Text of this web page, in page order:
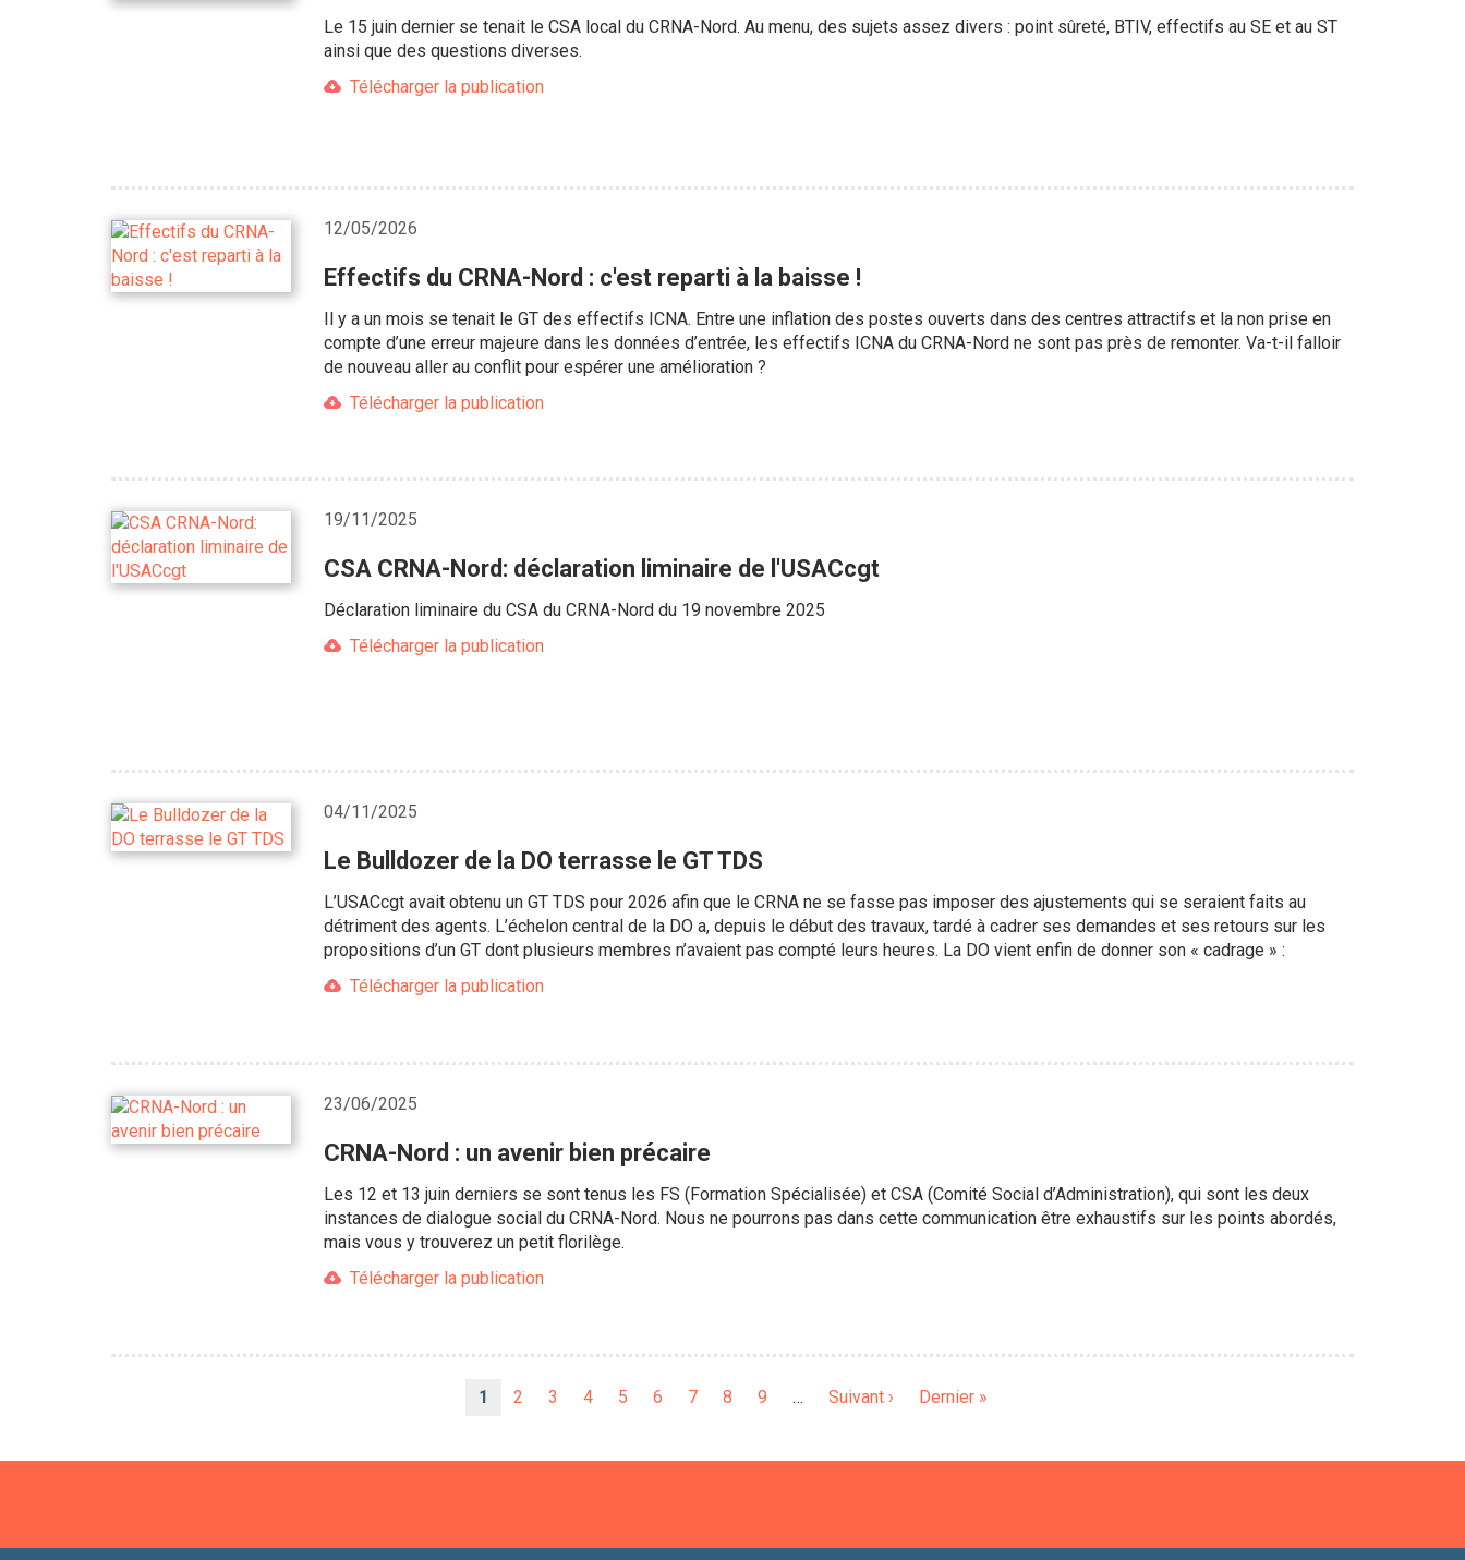
Le 15 juin dernier se tenait le CSA local du CRNA-Nord. Au menu, des sujets assez divers : point sûreté, BTIV, effectifs au SE et au ST
ainsi que des questions diverses.
Télécharger la publication
12/05/2026
Effectifs du CRNA-Nord : c'est reparti à la baisse !
Il y a un mois se tenait le GT des effectifs ICNA. Entre une inflation des postes ouverts dans des centres attractifs et la non prise en
compte d’une erreur majeure dans les données d’entrée, les effectifs ICNA du CRNA-Nord ne sont pas près de remonter. Va-t-il falloir
de nouveau aller au conflit pour espérer une amélioration ?
Télécharger la publication
19/11/2025
CSA CRNA-Nord: déclaration liminaire de l'USACcgt
Déclaration liminaire du CSA du CRNA-Nord du 19 novembre 2025
Télécharger la publication
04/11/2025
Le Bulldozer de la DO terrasse le GT TDS
L’USACcgt avait obtenu un GT TDS pour 2026 afin que le CRNA ne se fasse pas imposer des ajustements qui se seraient faits au
détriment des agents. L’échelon central de la DO a, depuis le début des travaux, tardé à cadrer ses demandes et ses retours sur les
propositions d’un GT dont plusieurs membres n’avaient pas compté leurs heures. La DO vient enfin de donner son « cadrage » :
Télécharger la publication
23/06/2025
CRNA-Nord : un avenir bien précaire
Les 12 et 13 juin derniers se sont tenus les FS (Formation Spécialisée) et CSA (Comité Social d’Administration), qui sont les deux
instances de dialogue social du CRNA-Nord. Nous ne pourrons pas dans cette communication être exhaustifs sur les points abordés,
mais vous y trouverez un petit florilège.
Télécharger la publication
Page
1 Page
2 Page
3 Page
4 Page
5 Page
6 Page
7 Page
8 Page
9 …
Page
Suivant ›
Dernière
Dernier »